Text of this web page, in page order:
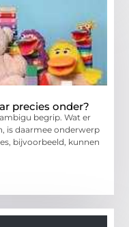
precies onder?
begrip. Wat er
is daarmee onderwerp
bijvoorbeeld, kunnen